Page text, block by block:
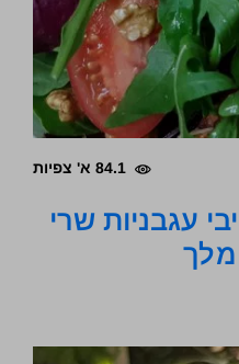
84.1 א' צפיות
עגבניות שרי
מלך